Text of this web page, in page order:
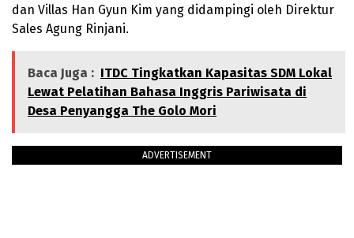
dan Villas Han Gyun Kim yang didampingi oleh Direktur
Sales Agung Rinjani.
Baca Juga : ITDC Tingkatkan Kapasitas SDM Lokal
Lewat Pelatihan Bahasa Inggris Pariwisata di
Desa Penyangga The Golo Mori
ADVERTISEMENT